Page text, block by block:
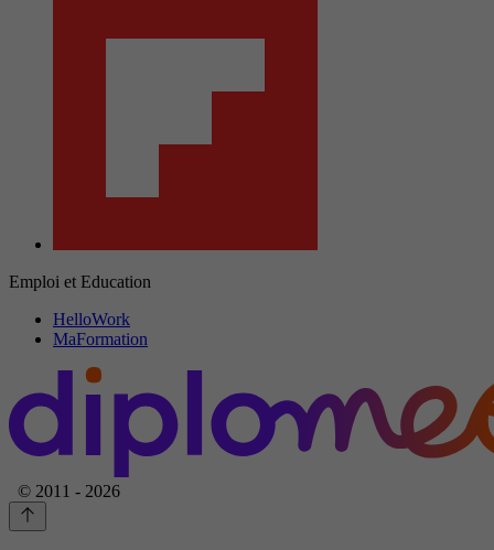
Emploi et Education
HelloWork
MaFormation
© 2011 - 2026